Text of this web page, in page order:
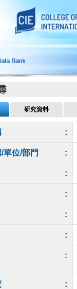
研究資料
:
單位/部門 :
:
:
:
:
:
: